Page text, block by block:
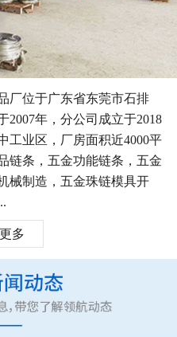
厂位于广东省东莞市石排
2007年，分公司成立于2018
工业区，厂房面积近4000平
链条，五金功能链条，五金
械制造，五金珠链模具开
多